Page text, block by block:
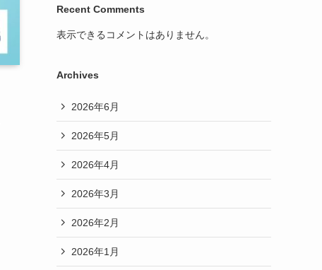
Recent Comments
表示できるコメントはありません。
Archives
2026年6月
2026年5月
2026年4月
2026年3月
2026年2月
2026年1月